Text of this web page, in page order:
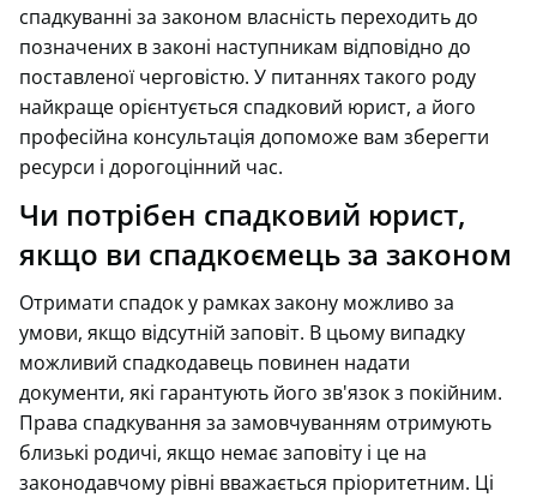
спадкуванні за законом власність переходить до
позначених в законі наступникам відповідно до
поставленої черговістю. У питаннях такого роду
найкраще орієнтується спадковий юрист, а його
професійна консультація допоможе вам зберегти
ресурси і дорогоцінний час.
Чи потрібен спадковий юрист,
якщо ви спадкоємець за законом
Отримати спадок у рамках закону можливо за
умови, якщо відсутній заповіт. В цьому випадку
можливий спадкодавець повинен надати
документи, які гарантують його зв'язок з покійним.
Права спадкування за замовчуванням отримують
близькі родичі, якщо немає заповіту і це на
законодавчому рівні вважається пріоритетним. Ці